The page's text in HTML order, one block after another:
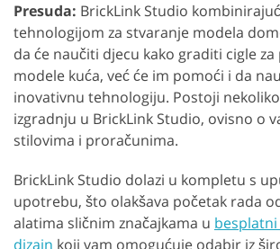
Presuda: BrickLink Studio
tehnologijom za stvaranje modela
da će naučiti djecu kako graditi cigle
modele kuća, već će im pomoći i da
inovativnu tehnologiju. Postoji
izgradnju u BrickLink Studio, ovisno o
stilovima i proračunima.
BrickLink Studio dolazi u kompletu s
upotrebu, što olakšava početak rada
alatima sličnim značajkama u
dizajn koji vam omogućuje odabir iz